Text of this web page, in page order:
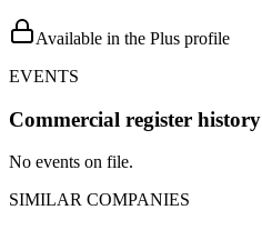
Available in the Plus profile
EVENTS
Commercial register history
No events on file.
SIMILAR COMPANIES